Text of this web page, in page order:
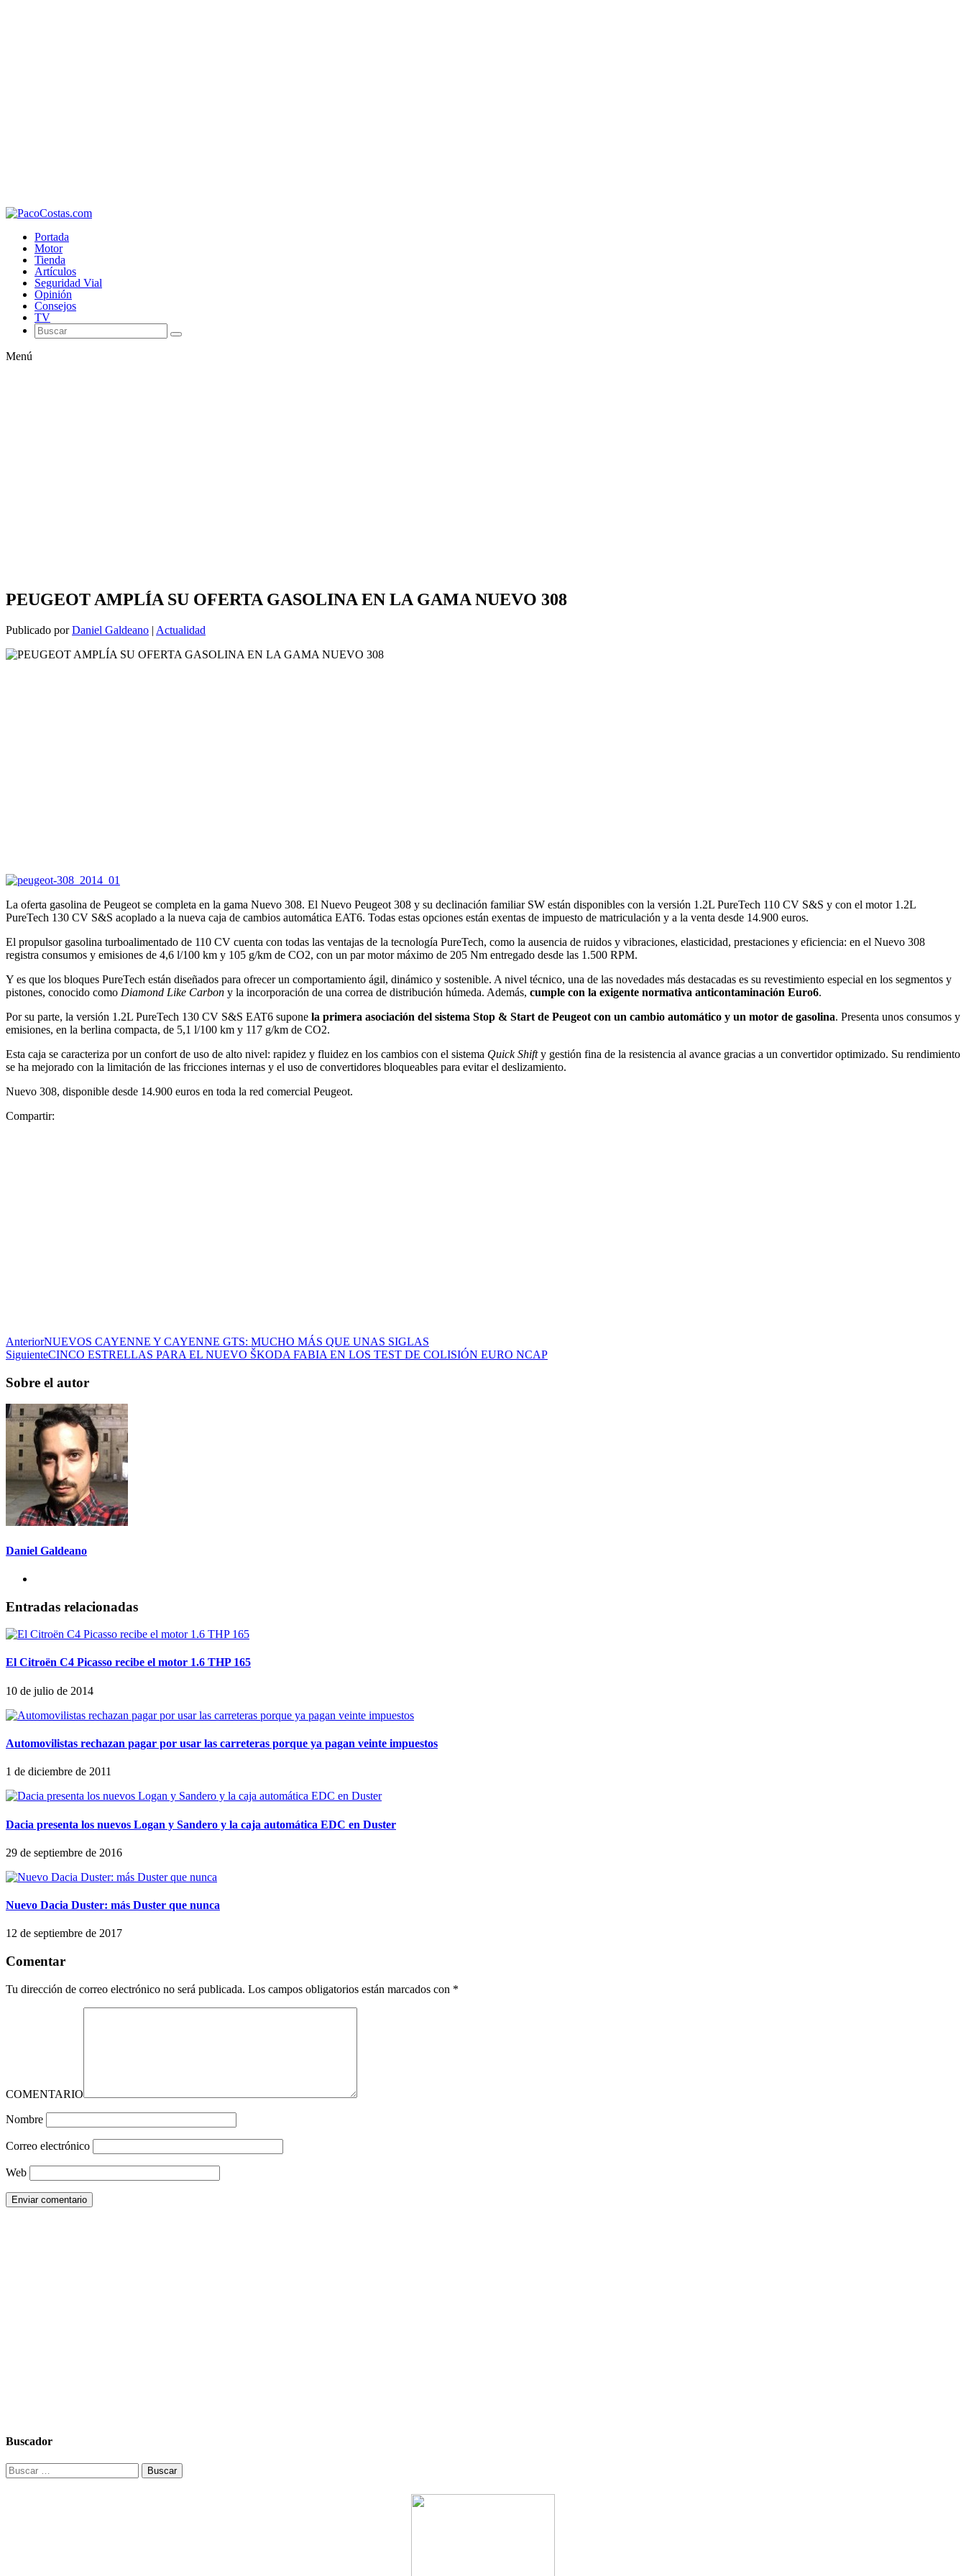
Portada
Motor
Tienda
Artículos
Seguridad Vial
Opinión
Consejos
TV
Menú
PEUGEOT AMPLÍA SU OFERTA GASOLINA EN LA GAMA NUEVO 308
Publicado porDaniel Galdeano | Actualidad
La oferta gasolina de Peugeot se completa en la gama Nuevo 308. El Nuevo Peugeot 308 y su declinación familiar SW están disponibles con la versión 1.2L PureTech 110 CV S&S y con el motor 1.2L
PureTech 130 CV S&S acoplado a la nueva caja de cambios automática EAT6. Todas estas opciones están exentas de impuesto de matriculación y a la venta desde 14.900 euros.
El propulsor gasolina turboalimentado de 110 CV cuenta con todas las ventajas de la tecnología PureTech, como la ausencia de ruidos y vibraciones, elasticidad, prestaciones y eficiencia: en el Nuevo 308
registra consumos y emisiones de 4,6 l/100 km y 105 g/km de CO2, con un par motor máximo de 205 Nm entregado desde las 1.500 RPM.
Y es que los bloques PureTech están diseñados para ofrecer un comportamiento ágil, dinámico y sostenible. A nivel técnico, una de las novedades más destacadas es su revestimiento especial en los segmentos y
pistones, conocido como Diamond Like Carbon y la incorporación de una correa de distribución húmeda. Además, cumple con la exigente normativa anticontaminación Euro6.
Por su parte, la versión 1.2L PureTech 130 CV S&S EAT6 supone la primera asociación del sistema Stop & Start de Peugeot con un cambio automático y un motor de gasolina. Presenta unos consumos y
emisiones, en la berlina compacta, de 5,1 l/100 km y 117 g/km de CO2.
Esta caja se caracteriza por un confort de uso de alto nivel: rapidez y fluidez en los cambios con el sistema Quick Shifty gestión fina de la resistencia al avance gracias a un convertidor optimizado. Su rendimiento
se ha mejorado con la limitación de las fricciones internas y el uso de convertidores bloqueables para evitar el deslizamiento.
Nuevo 308, disponible desde 14.900 euros en toda la red comercial Peugeot.
Compartir:
AnteriorNUEVOS CAYENNE Y CAYENNE GTS: MUCHO MÁS QUE UNAS SIGLAS
SiguienteCINCO ESTRELLAS PARA EL NUEVO ŠKODA FABIA EN LOS TEST DE COLISIÓN EURO NCAP
Sobre el autor
Daniel Galdeano
Entradas relacionadas
El Citroën C4 Picasso recibe el motor 1.6 THP 165
10 de julio de 2014
Automovilistas rechazan pagar por usar las carreteras porque ya pagan veinte impuestos
1 de diciembre de 2011
Dacia presenta los nuevos Logan y Sandero y la caja automática EDC en Duster
29 de septiembre de 2016
Nuevo Dacia Duster: más Duster que nunca
12 de septiembre de 2017
Comentar
Tu dirección de correo electrónico no será publicada. Los campos obligatorios están marcados con *
COMENTARIO
Nombre
Correo electrónico
Web
Buscador
Buscar: